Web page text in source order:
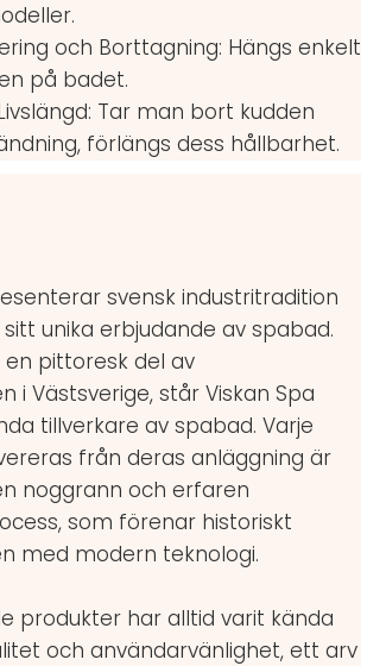
och Borttagning: Hängs enkelt
på badet.
Tar man bort kudden
förlängs dess hållbarhet.
svensk industritradition
unika erbjudande av spabad.
en pittoresk del av
i Västsverige, står Viskan Spa
tillverkare av spabad. Varje
från deras anläggning är
noggrann och erfaren
som förenar historiskt
med modern teknologi.
produkter har alltid varit kända
och användarvänlighet, ett arv